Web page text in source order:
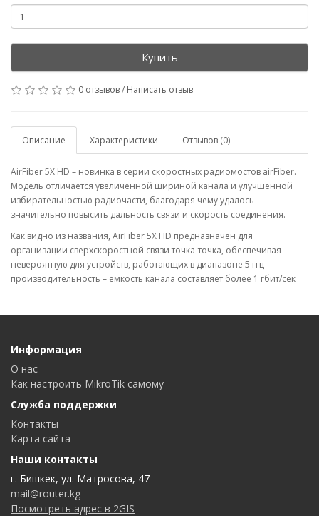
Купить
0 отзывов/ Написать отзыв
Описание Характеристики Отзывов (0)
AirFiber 5X HD – новинка в серии скоростных радиомостов airFiber.
Модель отличается увеличенной шириной канала и улучшенной
избирательностью радиочасти, благодаря чему удалось
значительно повысить дальность связи и скорость соединения.
Как видно из названия, AirFiber 5X HD предназначен для
организации сверхскоростной связи точка-точка, обеспечивая
невероятную для устройств, работающих в диапазоне 5 ггц
производительность – емкость канала составляет более 1 гбит/сек
Информация
О нас
Как настроить MikroTik самому
Служба поддержки
Контакты
Карта сайта
Наши контакты
г. Бишкек, ул. Матросова, 47
mail@router.kg
Посмотреть адрес в 2GIS